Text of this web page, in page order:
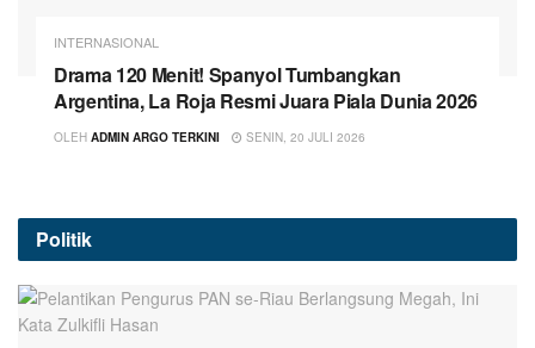
INTERNASIONAL
Drama 120 Menit! Spanyol Tumbangkan
Argentina, La Roja Resmi Juara Piala Dunia 2026
OLEH ADMIN ARGO TERKINI SENIN, 20 JULI 2026
Politik